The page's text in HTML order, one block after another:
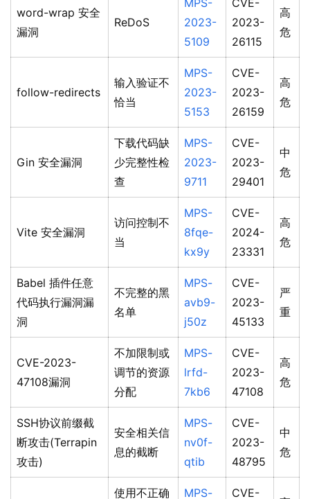
word-wrap 安全
漏洞
ReDoS
MPS-
2023-
5109
CVE-
2023-
26115
高
危
follow-redirects
输入验证不
恰当
MPS-
2023-
5153
CVE-
2023-
26159
高
危
Gin 安全漏洞
下载代码缺
少完整性检
查
MPS-
2023-
9711
CVE-
2023-
29401
中
危
Vite 安全漏洞
访问控制不
当
MPS-
8fqe-
kx9y
CVE-
2024-
23331
高
危
Babel 插件任意
代码执行漏洞漏
洞
不完整的黑
名单
MPS-
avb9-
j50z
CVE-
2023-
45133
严
重
CVE-2023-
47108漏洞
不加限制或
调节的资源
分配
MPS-
lrfd-
7kb6
CVE-
2023-
47108
高
危
SSH协议前缀截
断攻击(Terrapin
攻击)
安全相关信
息的截断
MPS-
nv0f-
qtib
CVE-
2023-
48795
中
危
使用不正确
MPS-
CVE-